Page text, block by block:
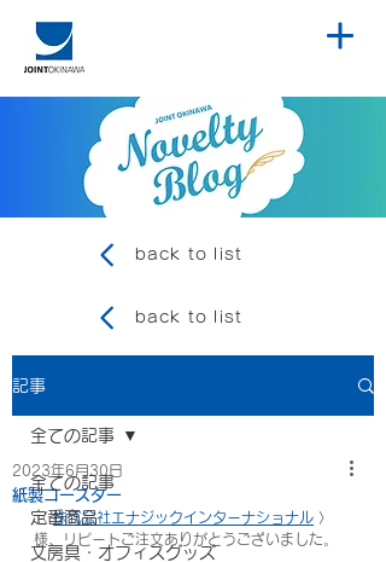
back to list
back to list
記事
全ての記事
定番商品
文房具・オフィスグッズ
全ての記事
紙製コースター
2023年6月30日
〈 株式会社エナジックインターナショナル 〉
様、リピートご注文ありがとうございました。